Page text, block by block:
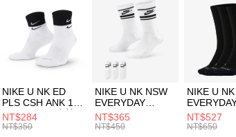
３．安心：先確認商品／服務後，再付款。
【「AFTEE先享後付」結帳流程】
１．於結帳方式選擇「AFTEE先享後付」後，將跳轉至「
付」結帳頁面，進行簡訊認證並確認金額後，即可完成結帳。
２．訂單成立數日內，您將收到繳費通知簡訊。
３．收到繳費通知簡訊後14天內，點擊此簡訊中的連結，可透
／ATM／網路銀行／等多元方式進行付款，方視為交易完成。
※ 請注意：結帳手續完成當下不需立刻繳費，但若您需要取消
絡購買商品的店家。未經商家同意取消之訂單仍視為有效，需透
先享後付繳納相關費用。
每筆NT$100，滿NT$1,500(含以上)免運費
每筆NT$100，滿NT$1,500(含以上)免運費
付款後門市自取
每筆NT$100，滿NT$1,500(含以上)免運費
NIKE U NK ED
PLS CSH ANK 1P
144 DBL 男 中統
襪 DH4058104
NT$284
NT$350
NIKE U NK NSW
EVERYDAY
ESSENTIAL CR
男女 短統襪
NT$365
NT$450
NIKE U
BBALL
長統襪
NT$527
NT$650